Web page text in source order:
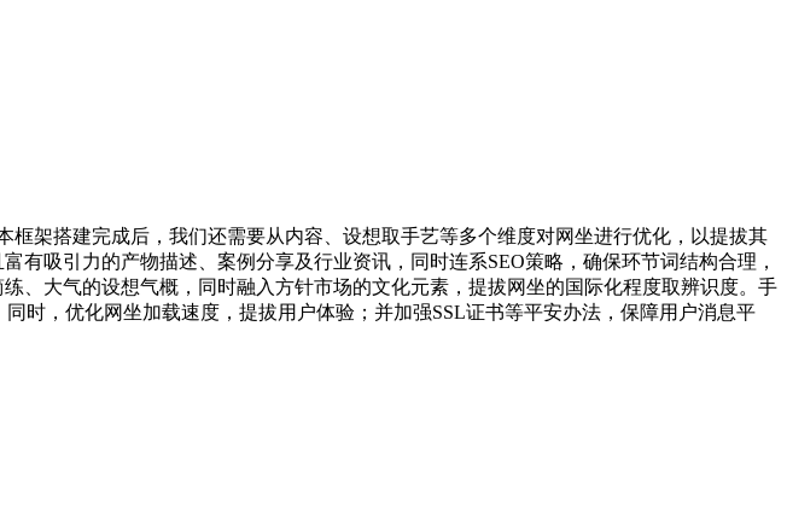
框架搭建完成后，我们还需要从内容、设想取手艺等多个维度对网坐进行优化，以提拔其
吸引力的产物描述、案例分享及行业资讯，同时连系SEO策略，确保环节词结构合理，
、大气的设想气概，同时融入方针市场的文化元素，提拔网坐的国际化程度取辨识度。手
时，优化网坐加载速度，提拔用户体验；并加强SSL证书等平安办法，保障用户消息平